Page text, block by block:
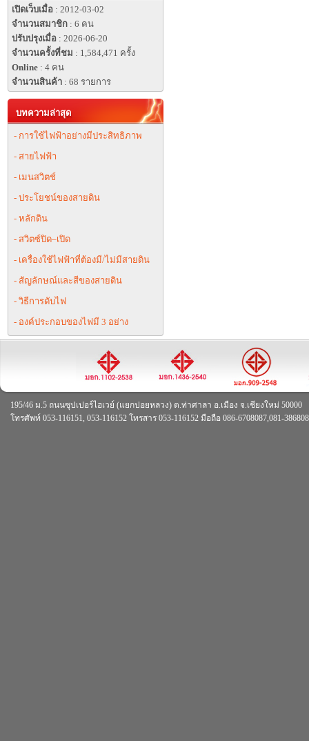
เปิดเว็บเมื่อ : 2012-03-02
จำนวนสมาชิก : 6 คน
ปรับปรุงเมื่อ : 2026-06-20
จำนวนครั้งที่ชม : 1,584,471 ครั้ง
Online : 4 คน
จำนวนสินค้า : 68 รายการ
บทความล่าสุด
- การใช้ไฟฟ้าอย่างมีประสิทธิภาพ
- สายไฟฟ้า
- เมนสวิตช์
- ประโยชน์ของสายดิน
- หลักดิน
- สวิตซ์ปิด–เปิด
- เครื่องใช้ไฟฟ้าที่ต้องมี/ไม่มีสายดิน
- สัญลักษณ์และสีของสายดิน
- วิธีการดับไฟ
- องค์ประกอบของไฟมี 3 อย่าง
195/46 ม.5 ถนนซุปเปอร์ไฮเวย์ (แยกปอยหลวง) ต.ท่าศาลา อ.เมือง จ.เชียงใหม่ 50000
โทรศัพท์ 053-116151, 053-116152 โทรสาร 053-116152 มือถือ 086-6708087,081-